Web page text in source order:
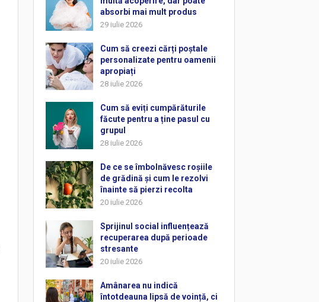
absorbi mai mult produs
29 iulie 2026
Cum să creezi cărți poștale
personalizate pentru oamenii
apropiați
28 iulie 2026
Cum să eviți cumpărăturile
făcute pentru a ține pasul cu
grupul
28 iulie 2026
De ce se îmbolnăvesc roșiile
de grădină și cum le rezolvi
înainte să pierzi recolta
20 iulie 2026
Sprijinul social influențează
recuperarea după perioade
stresante
20 iulie 2026
Amânarea nu indică
întotdeauna lipsă de voință, ci